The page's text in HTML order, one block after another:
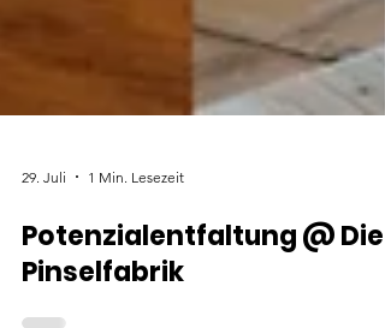
29. Juli 1 Min. Lesezeit
Potenzialentfaltung @ Die